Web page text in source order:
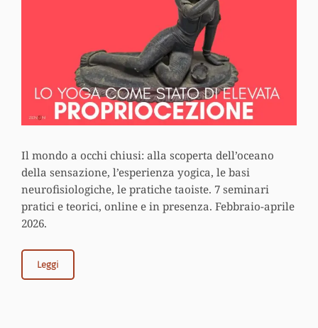
Il mondo a occhi chiusi: alla scoperta dell’oceano
della sensazione, l’esperienza yogica, le basi
neurofisiologiche, le pratiche taoiste. 7 seminari
pratici e teorici, online e in presenza. Febbraio-aprile
2026.
Leggi